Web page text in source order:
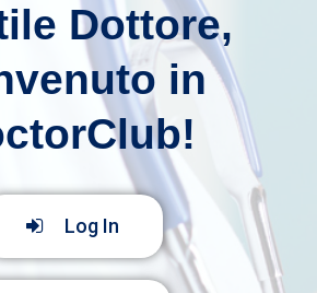
Dottore,
in
Log In